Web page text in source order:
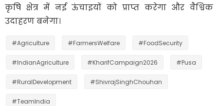
कृषि क्षेत्र में नई ऊंचाइयों को प्राप्त करेगा और वैश्विक
उदाहरण बनेगा।
#Agriculture #FarmersWelfare #FoodSecurity
#IndianAgriculture #KharifCampaign2026 #Pusa
#RuralDevelopment #ShivrajSinghChouhan
#TeamIndia